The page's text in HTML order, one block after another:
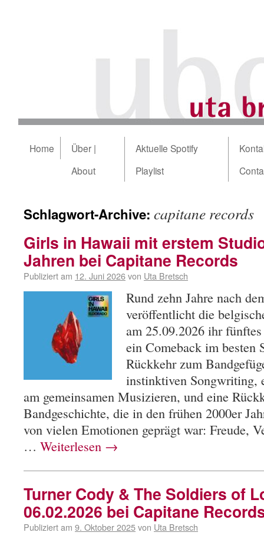
Home
Über |
About
Aktuelle Spotify
Playlist
Schlagwort-Archive: capitane records
Girls in Hawaii mit erstem
Jahren bei Capitane Records
Publiziert am 12. Juni 2026von Uta Bretsch
Rund zehn Jahre nach
veröffentlicht die
am 25.09.2026 ihr
ein Comeback im besten
Rückkehr zum
instinktiven Songwriting,
am gemeinsamen Musizieren, und eine
Bandgeschichte, die in den frühen 2000er
von vielen Emotionen geprägt war: Freude,
… Weiterlesen →
Turner Cody & The Soldiers of
06.02.2026 bei Capitane
Publiziert am 9. Oktober 2025von Uta Bretsch